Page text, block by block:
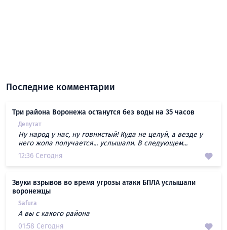
Последние комментарии
Три района Воронежа останутся без воды на 35 часов
Депутат
Ну народ у нас, ну говнистый! Куда не целуй, а везде у
него жопа получается... услышали. В следующем...
12:36 Сегодня
Звуки взрывов во время угрозы атаки БПЛА услышали
воронежцы
Safura
А вы с какого района
01:58 Сегодня